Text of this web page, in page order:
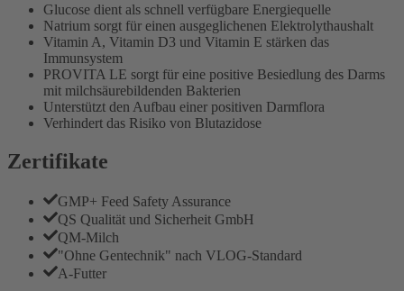
Glucose dient als schnell verfügbare Energiequelle
Natrium sorgt für einen ausgeglichenen Elektrolythaushalt
Vitamin A, Vitamin D3 und Vitamin E stärken das
Immunsystem
PROVITA LE sorgt für eine positive Besiedlung des Darms
mit milchsäurebildenden Bakterien
Unterstützt den Aufbau einer positiven Darmflora
Verhindert das Risiko von Blutazidose
Zertifikate
GMP+ Feed Safety Assurance
QS Qualität und Sicherheit GmbH
QM-Milch
"Ohne Gentechnik" nach VLOG-Standard
A-Futter